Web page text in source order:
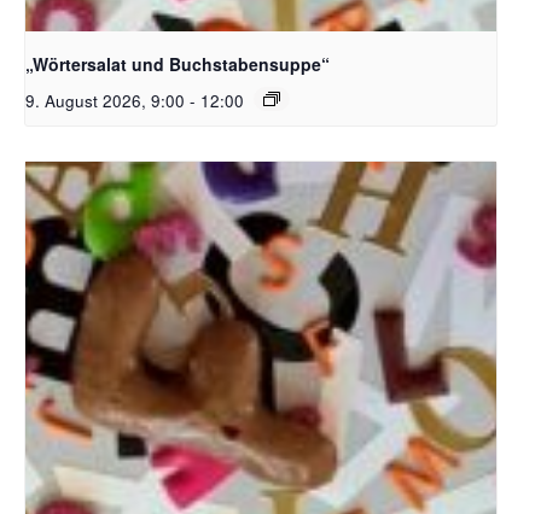
Bildquelle_ Pixabay Free_Christoph Meinersmann
„Wörtersalat und Buchstabensuppe“
9. August 2026, 9:00 - 12:00